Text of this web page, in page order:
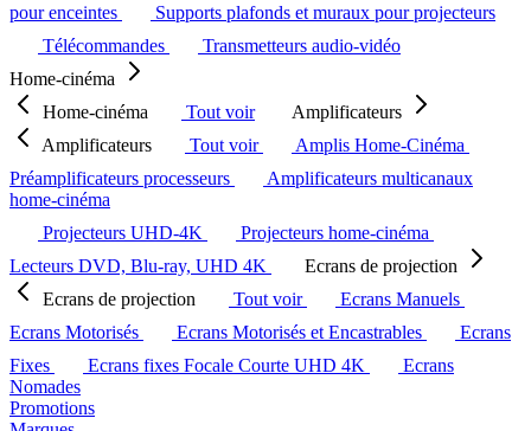
pour enceintes
Supports plafonds et muraux pour projecteurs
Télécommandes
Transmetteurs audio-vidéo
Home-cinéma
Home-cinéma
Tout voir
Amplificateurs
Amplificateurs
Tout voir
Amplis Home-Cinéma
Préamplificateurs processeurs
Amplificateurs multicanaux
home-cinéma
Projecteurs UHD-4K
Projecteurs home-cinéma
Lecteurs DVD, Blu-ray, UHD 4K
Ecrans de projection
Ecrans de projection
Tout voir
Ecrans Manuels
Ecrans Motorisés
Ecrans Motorisés et Encastrables
Ecrans
Fixes
Ecrans fixes Focale Courte UHD 4K
Ecrans
Nomades
Promotions